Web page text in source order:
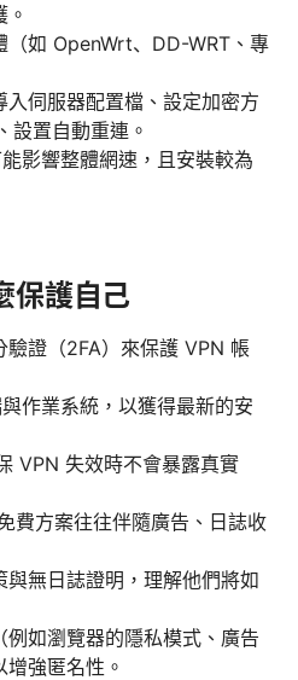
（如 OpenWrt、DD-WRT、專
伺服器配置檔、設定加密方
置自動重連。
影響整體網速，且安裝較為
保護自己
驗證（2FA）來保護 VPN 帳
作業系統，以獲得最新的安
VPN 失效時不會暴露真實
費方案往往伴隨廣告、日誌收
無日誌證明，理解他們將如
如瀏覽器的隱私模式、廣告
強匿名性。